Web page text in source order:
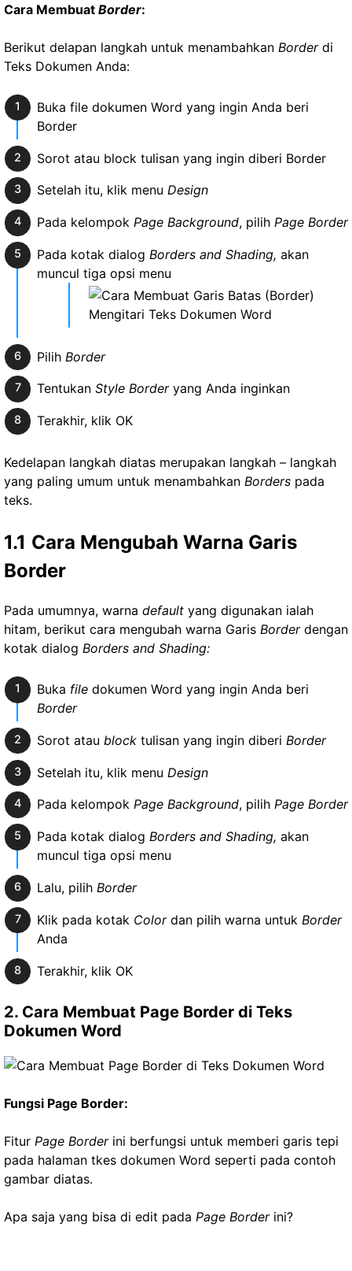
Cara Membuat Border:
Berikut delapan langkah untuk menambahkan Borderdi
Teks Dokumen Anda:
Buka file dokumen Word yang ingin Anda beri
Border
Sorot atau block tulisan yang ingin diberi Border
Setelah itu, klik menu Design
Pada kelompok Page Background, pilih Page Border
Pada kotak dialog Borders and Shading, akan
muncul tiga opsi menu
Pilih Border
Tentukan Style Borderyang Anda inginkan
Terakhir, klik OK
Kedelapan langkah diatas merupakan langkah – langkah
yang paling umum untuk menambahkan Borders pada
teks.
1.1 Cara Mengubah Warna Garis
Border
Pada umumnya, warna default yang digunakan ialah
hitam, berikut cara mengubah warna Garis Borderdengan
kotak dialog Borders and Shading:
Buka filedokumen Word yang ingin Anda beri
Border
Sorot atau blocktulisan yang ingin diberi Border
Setelah itu, klik menu Design
Pada kelompokPage Background, pilih Page Border
Pada kotak dialog Borders and Shading, akan
muncul tiga opsi menu
Lalu, pilih Border
Klik pada kotak Colordan pilih warna untuk Border
Anda
Terakhir, klik OK
2. Cara Membuat Page Border di Teks
Dokumen Word
Fungsi Page Border:
Fitur Page Borderini berfungsi untuk memberi garis tepi
pada halaman tkes dokumen Word seperti pada contoh
gambar diatas.
Apa saja yang bisa di edit pada Page Borderini?